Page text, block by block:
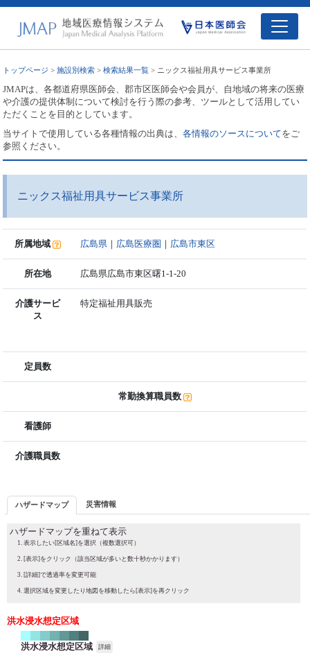
トップページ >施設別検索 >検索結果一覧 > ニックス福祉用具サービス事業所
JMAPは、各都道府県医師会、郡市区医師会や会員が、自地域の将来の医療
や介護の提供体制について検討を行う際の参考、ツールとして活用してい
ただくことを目的としています。
当サイトで使用している各種情報の出典は、各情報のソースについてをご
参照ください。
ニックス福祉用具サービス事業所
所属地域 広島県 ｜ 広島医療圏 ｜ 広島市東区
所在地 広島県広島市東区曙1-1-20
介護サービ
ス
特定福祉用具販売
定員数
常勤換算職員数
看護師
介護職員数
ハザードマップ 災害情報
ハザードマップを重ねて表示
表示したい[区域名]を選択（複数選択可）
[表示]をクリック（該当区域が多いと数十秒かかります）
[詳細]で透過率を変更可能
選択区域を変更したり地図を移動したら[表示]を再クリック
洪水浸水想定区域
洪水浸水想定区域 詳細